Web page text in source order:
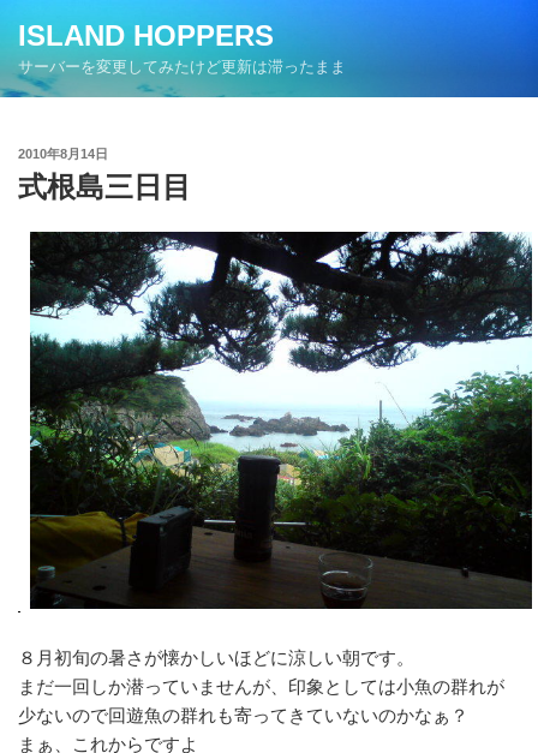
ン
ISLAND HOPPERS
サーバーを変更してみたけど更新は滞ったまま
投
日:
2010年8月14日
式根島三日目
８月初旬の暑さが懐かしいほどに涼しい朝です。
まだ一回しか潜っていませんが、印象としては小魚の群れが
少ないので回遊魚の群れも寄ってきていないのかなぁ？
まぁ、これからですよ